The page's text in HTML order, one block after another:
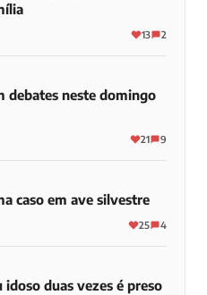
13 2
debates neste domingo
21 9
caso em ave silvestre
25 4
duas vezes é preso